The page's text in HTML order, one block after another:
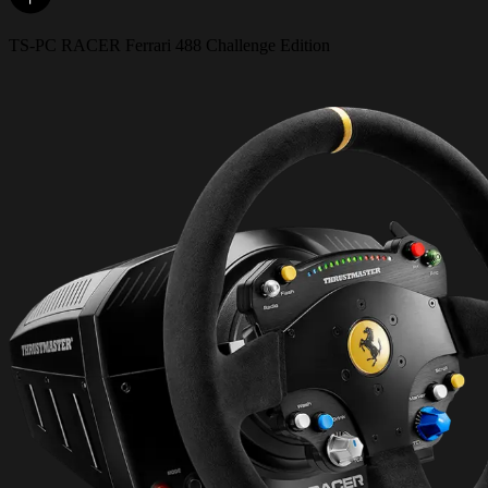
TS-PC RACER Ferrari 488 Challenge Edition